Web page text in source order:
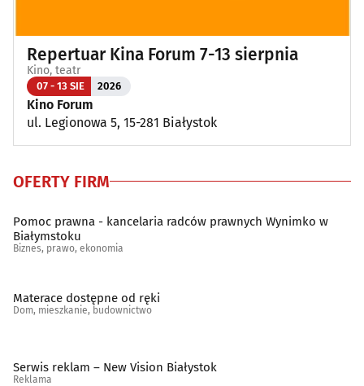
Repertuar Kina Forum 7-13 sierpnia
Kino, teatr
07 - 13 SIE 2026
Kino Forum
ul. Legionowa 5, 15-281 Białystok
OFERTY FIRM
Pomoc prawna - kancelaria radców prawnych Wynimko w
Białymstoku
Biznes, prawo, ekonomia
Materace dostępne od ręki
Dom, mieszkanie, budownictwo
Serwis reklam – New Vision Białystok
Reklama